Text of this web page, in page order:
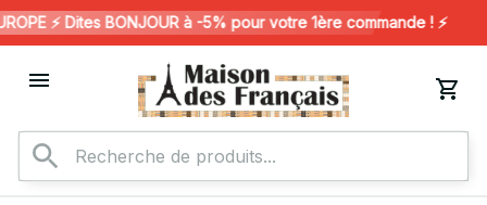
⚡️ Dites BONJOUR à -5% pour votre 1ère commande ! ⚡️